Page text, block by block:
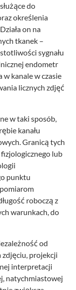
do
określenia
on na
tkanek –
sygnału
endometr
w kanale w czasie
licznych zdjęć
w taki sposób,
kanału
Granicą tych
lub
punktu
roboczą z
warunkach, do
od
zdjęciu, projekcji
interpretacji
natychmiastowej